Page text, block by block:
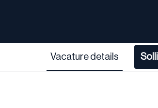
Vacature details